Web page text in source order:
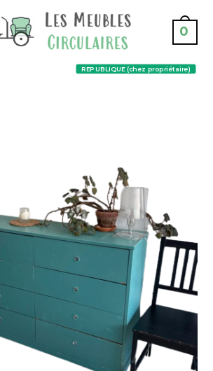
0
REPUBLIQUE (chez propriétaire)